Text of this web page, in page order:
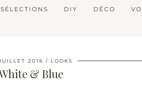
SÉLECTIONS DIY DÉCO
2016 LOOKS
& Blue